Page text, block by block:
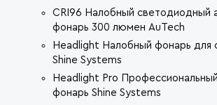
CRI96 Налобный светодиодный
фонарь 300 люмен AuTech
Headlight Налобный фонарь для
Shine Systems
Headlight Pro
фонарь Shine Systems